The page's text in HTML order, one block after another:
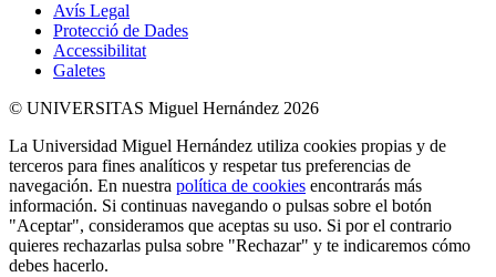
Avís Legal
Protecció de Dades
Accessibilitat
Galetes
© UNIVERSITAS Miguel Hernández 2026
La Universidad Miguel Hernández utiliza cookies propias y de
terceros para fines analíticos y respetar tus preferencias de
navegación. En nuestra política de cookies encontrarás más
información. Si continuas navegando o pulsas sobre el botón
"Aceptar", consideramos que aceptas su uso. Si por el contrario
quieres rechazarlas pulsa sobre "Rechazar" y te indicaremos cómo
debes hacerlo.